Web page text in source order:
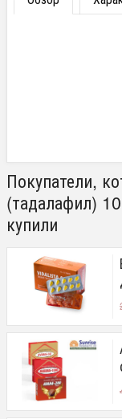
Покупатели,
(тадалафил)
купили